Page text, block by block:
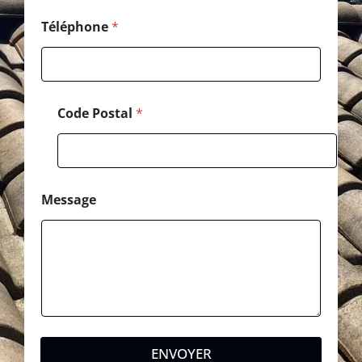
Téléphone*
Code Postal *
Message
ENVOYER